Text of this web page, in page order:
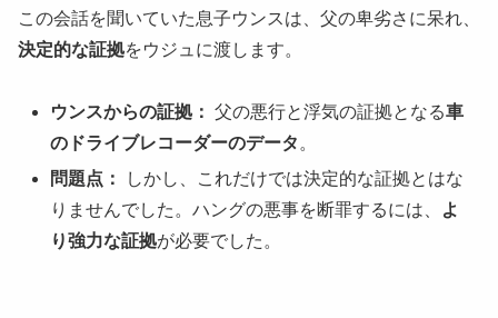
この会話を聞いていた息子ウンスは、父の卑劣さに呆れ、
決定的な証拠をウジュに渡します。
ウンスからの証拠： 父の悪行と浮気の証拠となる車
のドライブレコーダーのデータ 。
問題点：
しかし、これだけでは決定的な証拠とはな
りませんでした。ハングの悪事を断罪するには、
よ
り強力な証拠が必要でした。